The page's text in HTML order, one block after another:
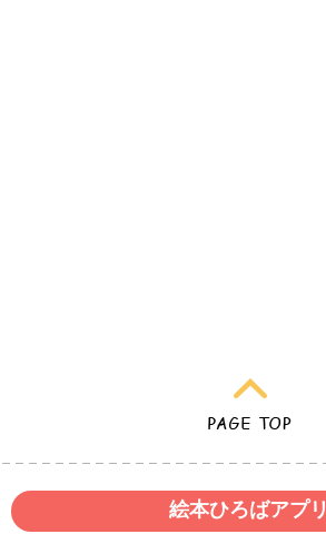
絵本ひろばアプリ